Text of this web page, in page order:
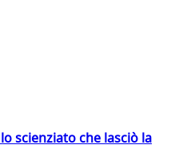
scienziato che lasciò la